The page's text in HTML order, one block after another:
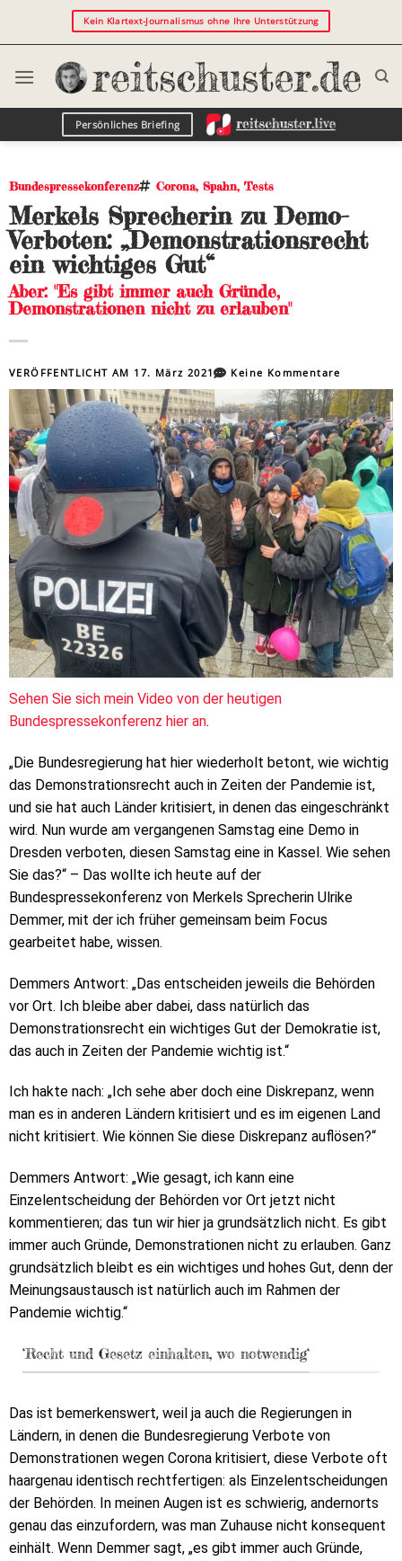
Kein Klartext-Journalismus ohne Ihre Unterstützung
Persönliches Briefing
Bundespressekonferenz Corona, Spahn, Tests
Merkels Sprecherin zu Demo-
Verboten: „Demonstrationsrecht
ein wichtiges Gut“
Aber: "Es gibt immer auch Gründe,
Demonstrationen nicht zu erlauben"
VERÖFFENTLICHT AM 17. März 2021 Keine Kommentare
Sehen Sie sich mein Video von der heutigen
Bundespressekonferenz hier an.
„Die Bundesregierung hat hier wiederholt betont, wie wichtig
das Demonstrationsrecht auch in Zeiten der Pandemie ist,
und sie hat auch Länder kritisiert, in denen das eingeschränkt
wird. Nun wurde am vergangenen Samstag eine Demo in
Dresden verboten, diesen Samstag eine in Kassel. Wie sehen
Sie das?“ – Das wollte ich heute auf der
Bundespressekonferenz von Merkels Sprecherin Ulrike
Demmer, mit der ich früher gemeinsam beim Focus
gearbeitet habe, wissen.
Demmers Antwort: „Das entscheiden jeweils die Behörden
vor Ort. Ich bleibe aber dabei, dass natürlich das
Demonstrationsrecht ein wichtiges Gut der Demokratie ist,
das auch in Zeiten der Pandemie wichtig ist.“
Ich hakte nach: „Ich sehe aber doch eine Diskrepanz, wenn
man es in anderen Ländern kritisiert und es im eigenen Land
nicht kritisiert. Wie können Sie diese Diskrepanz auflösen?“
Demmers Antwort: „Wie gesagt, ich kann eine
Einzelentscheidung der Behörden vor Ort jetzt nicht
kommentieren; das tun wir hier ja grundsätzlich nicht. Es gibt
immer auch Gründe, Demonstrationen nicht zu erlauben. Ganz
grundsätzlich bleibt es ein wichtiges und hohes Gut, denn der
Meinungsaustausch ist natürlich auch im Rahmen der
Pandemie wichtig.“
‘Recht und Gesetz einhalten, wo notwendig‘
Das ist bemerkenswert, weil ja auch die Regierungen in
Ländern, in denen die Bundesregierung Verbote von
Demonstrationen wegen Corona kritisiert, diese Verbote oft
haargenau identisch rechtfertigen: als Einzelentscheidungen
der Behörden. In meinen Augen ist es schwierig, andernorts
genau das einzufordern, was man Zuhause nicht konsequent
einhält. Wenn Demmer sagt, „es gibt immer auch Gründe,